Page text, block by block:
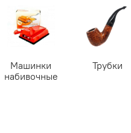
Машинки
набивочные
Трубки